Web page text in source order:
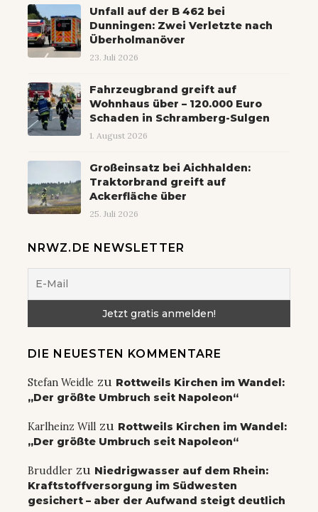
Unfall auf der B 462 bei
Dunningen: Zwei Verletzte nach
Überholmanöver
23. Juli 2026
Fahrzeugbrand greift auf
Wohnhaus über – 120.000 Euro
Schaden in Schramberg-Sulgen
1. August 2026
Großeinsatz bei Aichhalden:
Traktorbrand greift auf
Ackerfläche über
25. Juli 2026
NRWZ.DE NEWSLETTER
DIE NEUESTEN KOMMENTARE
Stefan Weidle zu Rottweils Kirchen im Wandel:
„Der größte Umbruch seit Napoleon“
Karlheinz Will zu Rottweils Kirchen im Wandel:
„Der größte Umbruch seit Napoleon“
Bruddler zu Niedrigwasser auf dem Rhein:
Kraftstoffversorgung im Südwesten
gesichert – aber der Aufwand steigt deutlich